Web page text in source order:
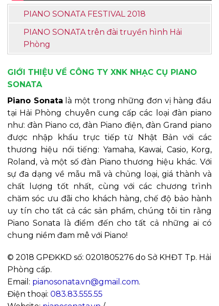
PIANO SONATA FESTIVAL 2018
PIANO SONATA trên đài truyền hình Hải
Phòng
GIỚI THIỆU VỀ CÔNG TY XNK NHẠC CỤ PIANO
SONATA
Piano Sonata là một trong những đơn vị hàng đầu
tại Hải Phòng chuyên cung cấp các loại đàn piano
như: đàn Piano cơ, đàn Piano điện, đàn Grand piano
được nhập khẩu trực tiếp từ Nhật Bản với các
thương hiệu nổi tiếng: Yamaha, Kawai, Casio, Korg,
Roland, và một số đàn Piano thương hiệu khác. Với
sự đa dạng về mẫu mã và chủng loại, giá thành và
chất lượng tốt nhất, cùng với các chương trình
chăm sóc ưu đãi cho khách hàng, chế độ bảo hành
uy tín cho tất cả các sản phẩm, chúng tôi tin rằng
Piano Sonata là điểm đến cho tất cả những ai có
chung niềm đam mê với Piano!
© 2018 GPĐKKD số: 0201805276 do Sở KHĐT Tp. Hải
Phòng cấp.
Email: pianosonata.vn@gmail.com.
Điện thoại: 083.83.555.55